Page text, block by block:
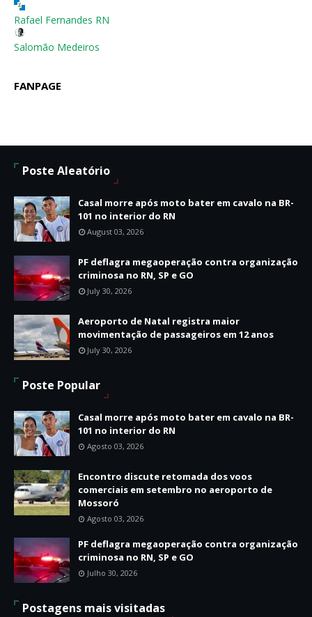
Rafael Fernandes RN
Salomão Medeiros
FANPAGE
Poste Aleatório
Casal morre após moto bater em cavalo na BR-
101 no interior do RN
August 03, 2026
PF deflagra megaoperação contra organização
criminosa no RN, SP e GO
July 30, 2026
Aeroporto de Natal registra maior
movimentação de passageiros em 12 anos
July 30, 2026
Poste Popular
Casal morre após moto bater em cavalo na BR-
101 no interior do RN
Agosto 03, 2026
Encontro discute retomada dos voos
comerciais em setembro no aeroporto de
Mossoró
Agosto 03, 2026
PF deflagra megaoperação contra organização
criminosa no RN, SP e GO
Julho 30, 2026
Postagens mais visitadas